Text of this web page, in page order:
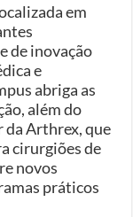
em
de inovação
e
abriga as
além do
da Arthrex, que
cirurgiões de
novos
práticos